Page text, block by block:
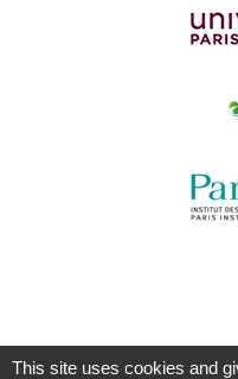
This site uses cookies and